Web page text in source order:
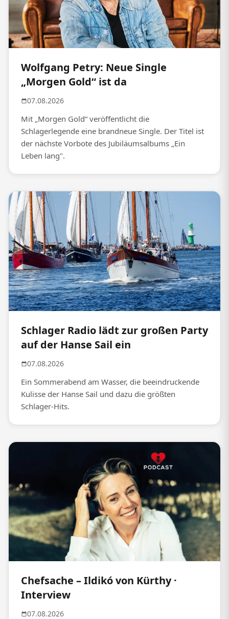
Wolfgang Petry: Neue Single
„Morgen Gold“ ist da
07.08.2026
Mit „Morgen Gold“ veröffentlicht die
Schlagerlegende eine brandneue Single. Der Titel ist
der nächste Vorbote des Jubiläumsalbums „Ein
Leben lang".
Schlager Radio lädt zur großen Party
auf der Hanse Sail ein
07.08.2026
Ein Sommerabend am Wasser, die beeindruckende
Kulisse der Hanse Sail und dazu die größten
Schlager-Hits.
Chefsache – Ildikó von Kürthy ·
Interview
07.08.2026